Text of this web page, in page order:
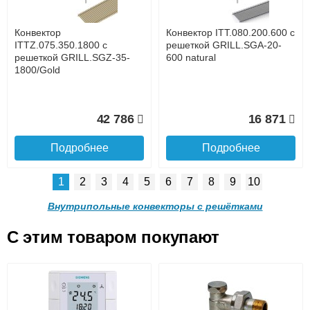
Подробнее о доставке
62 988
Подробнее
58 461
Конвектор
ITTB.090.250.1200 с
решеткой GRILL.SGA-25-
53 770
Подробнее
Конвектор
ITTB.090.250.1100 с
решеткой GRILL.SGA-25-
Подробнее
Конвектор
ITTZ.075.350.1800 с
решеткой GRILL.SGZ-35-
1800/Gold
42 786
Подробнее
Конвектор ITT.080.200.600 с
решеткой GRILL.SGA-20-
600 natural
16 871
Подробнее
решеткой GRILL.SGA-20-
600 венге
1 2 3 4 5 6 7 8 9 10
Внутрипольные конвекторы с решётками
C этим товаром покупают